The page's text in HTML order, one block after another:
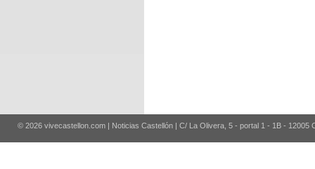
© 2026 vivecastellon.com | Noticias Castellón | C/ La Olivera, 5 - portal 1 - 1B - 12005